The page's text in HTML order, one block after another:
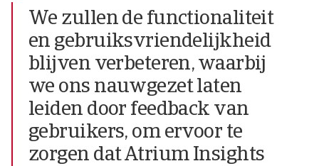
We zullen de functionaliteit
en gebruiksvriendelijkheid
blijven verbeteren, waarbij
we ons nauwgezet laten
leiden door feedback van
gebruikers, om ervoor te
zorgen dat Atrium Insights